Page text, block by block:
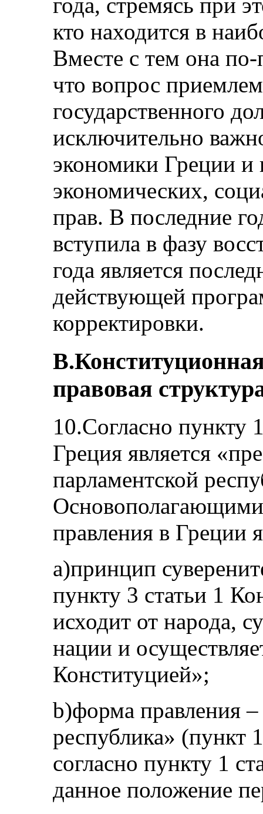
кто находится в
Вместе с тем она
что вопрос
государственного
исключительно
экономики Греции
экономических,
прав. В последние
вступила в фазу
года является
действующей
корректировки.
правовая
10.Согласно пункту
Греция является
парламентской
правления в Греции
a)принцип
пункту 3 статьи 1
исходит от народа,
нации и
Конституцией»;
b)форма правления –
республика» (пункт
согласно пункту 1
данное положение